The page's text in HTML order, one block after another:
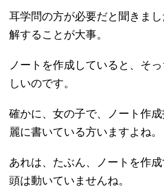
耳学問の方が必要だと聞きま
解することが大事。
ノートを作成していると、そ
しいのです。
確かに、女の子で、ノート作
麗に書いている方いますよね。
あれは、たぶん、ノートを作成
頭は動いていませんね。